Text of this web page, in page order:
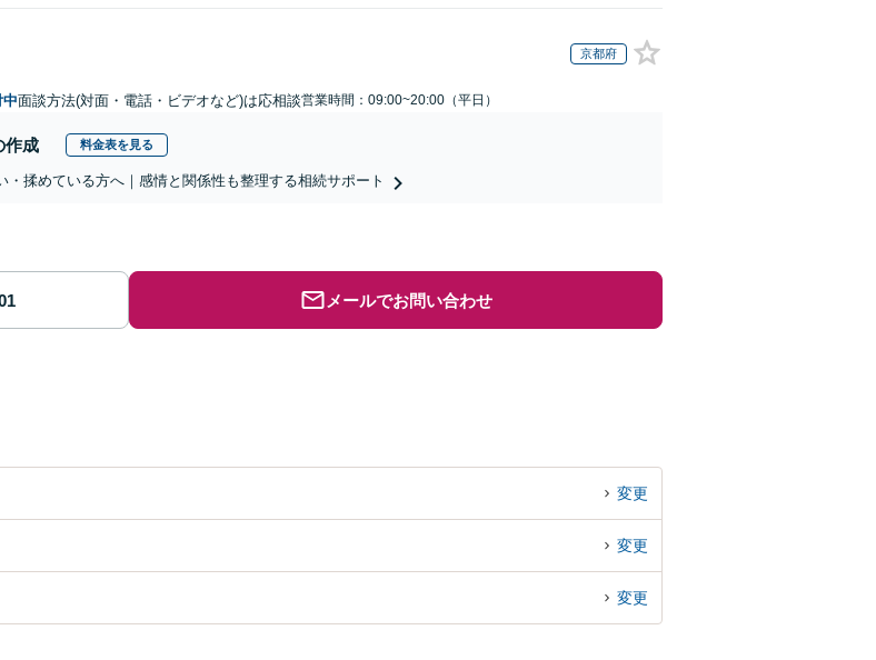
京都府
面談方法(対面・電話・ビデオなど)は応相談営業時間：09:00~20:00（平日）
作成 料金表を見る
・揉めている方へ｜感情と関係性も整理する相続サポート
メールでお問い合わせ
変更
変更
変更